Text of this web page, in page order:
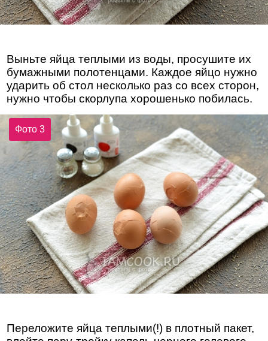
Выньте яйца теплыми из воды, просушите их
бумажными полотенцами. Каждое яйцо нужно
ударить об стол несколько раз со всех сторон,
нужно чтобы скорлупа хорошенько побилась.
Фото 3
Переложите яйца теплыми(!) в плотный пакет,